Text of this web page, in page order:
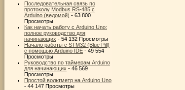
Последовательная связь по
протоколу Modbus RS-485 с
Arduino (ведомой) - 63 800
Просмотры
Как начать работу с Arduino Uno:
полное руководство для
начинающих - 54 132 Просмотры
Начало работы с STM32 (Blue Pill)
с помощью Arduino IDE - 49 554
Просмотры
Руководство по таймерам Arduino
для начинающих - 46 569
Просмотры
Простой вольтметр на Arduino Uno
- 44 147 Просмотры